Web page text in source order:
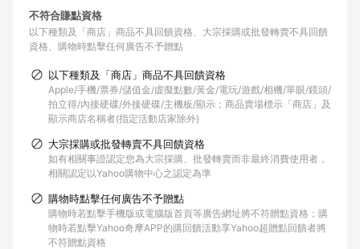
不符合賺點資格
以下種類及「商店」商品不具回饋資格
大宗採購或批發轉賣不具回饋
資格
購物時點擊任何廣告不予贈點
以下種類及「商店」商品不具回饋資格
Apple/手機/票券/儲值金/虛擬點數/黃金/電玩/遊戲/相機/單眼/鏡頭/
拍立得/內接硬碟/外接硬碟/主機板/顯示；商品賣場標示「商店」及
顯示商店名稱者(指定活動店家除外)
大宗採購或批發轉賣不具回饋資格
如有相關事證認定您為大宗採購、批發轉賣而非最終消費使用者，
相關認定以Yahoo購物中心之認定為準
購物時點擊任何廣告不予贈點
購物時若點擊手機版或電腦版首頁等廣告網址將不符贈點資格；購
物時若點擊Yahoo奇摩APP的購回饋活動享Yahoo超贈點回饋者將
不符贈點資格